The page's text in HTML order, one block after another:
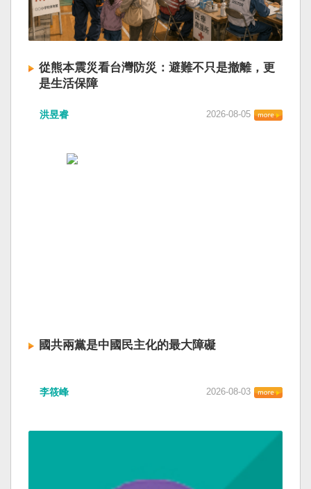
從熊本震災看台灣防災：避難不只是撤離，更
是生活保障
洪昱睿 2026-08-05
國共兩黨是中國民主化的最大障礙
李筱峰 2026-08-03